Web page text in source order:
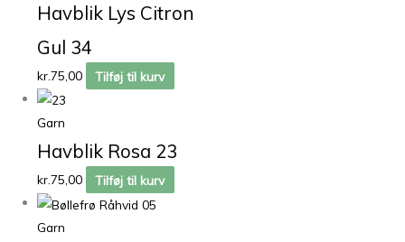
Havblik Lys Citron
Gul 34
kr.75,00 Tilføj til kurv
Garn
Havblik Rosa 23
kr.75,00 Tilføj til kurv
Garn